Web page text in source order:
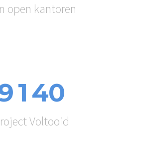
open kantoren
1 40
Voltooid